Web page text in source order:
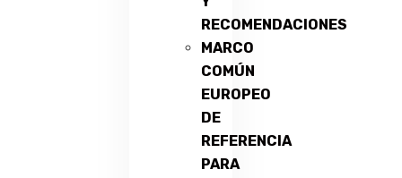
RECOMENDACIONES
MARCO
COMÚN
EUROPEO
DE
REFERENCIA
PARA